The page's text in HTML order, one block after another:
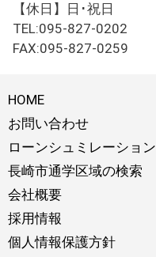
【休日】日･祝日
TEL:095-827-0202
FAX:095-827-0259
HOME
お問い合わせ
ローンシュミレーション
長崎市通学区域の検索
会社概要
採用情報
個人情報保護方針